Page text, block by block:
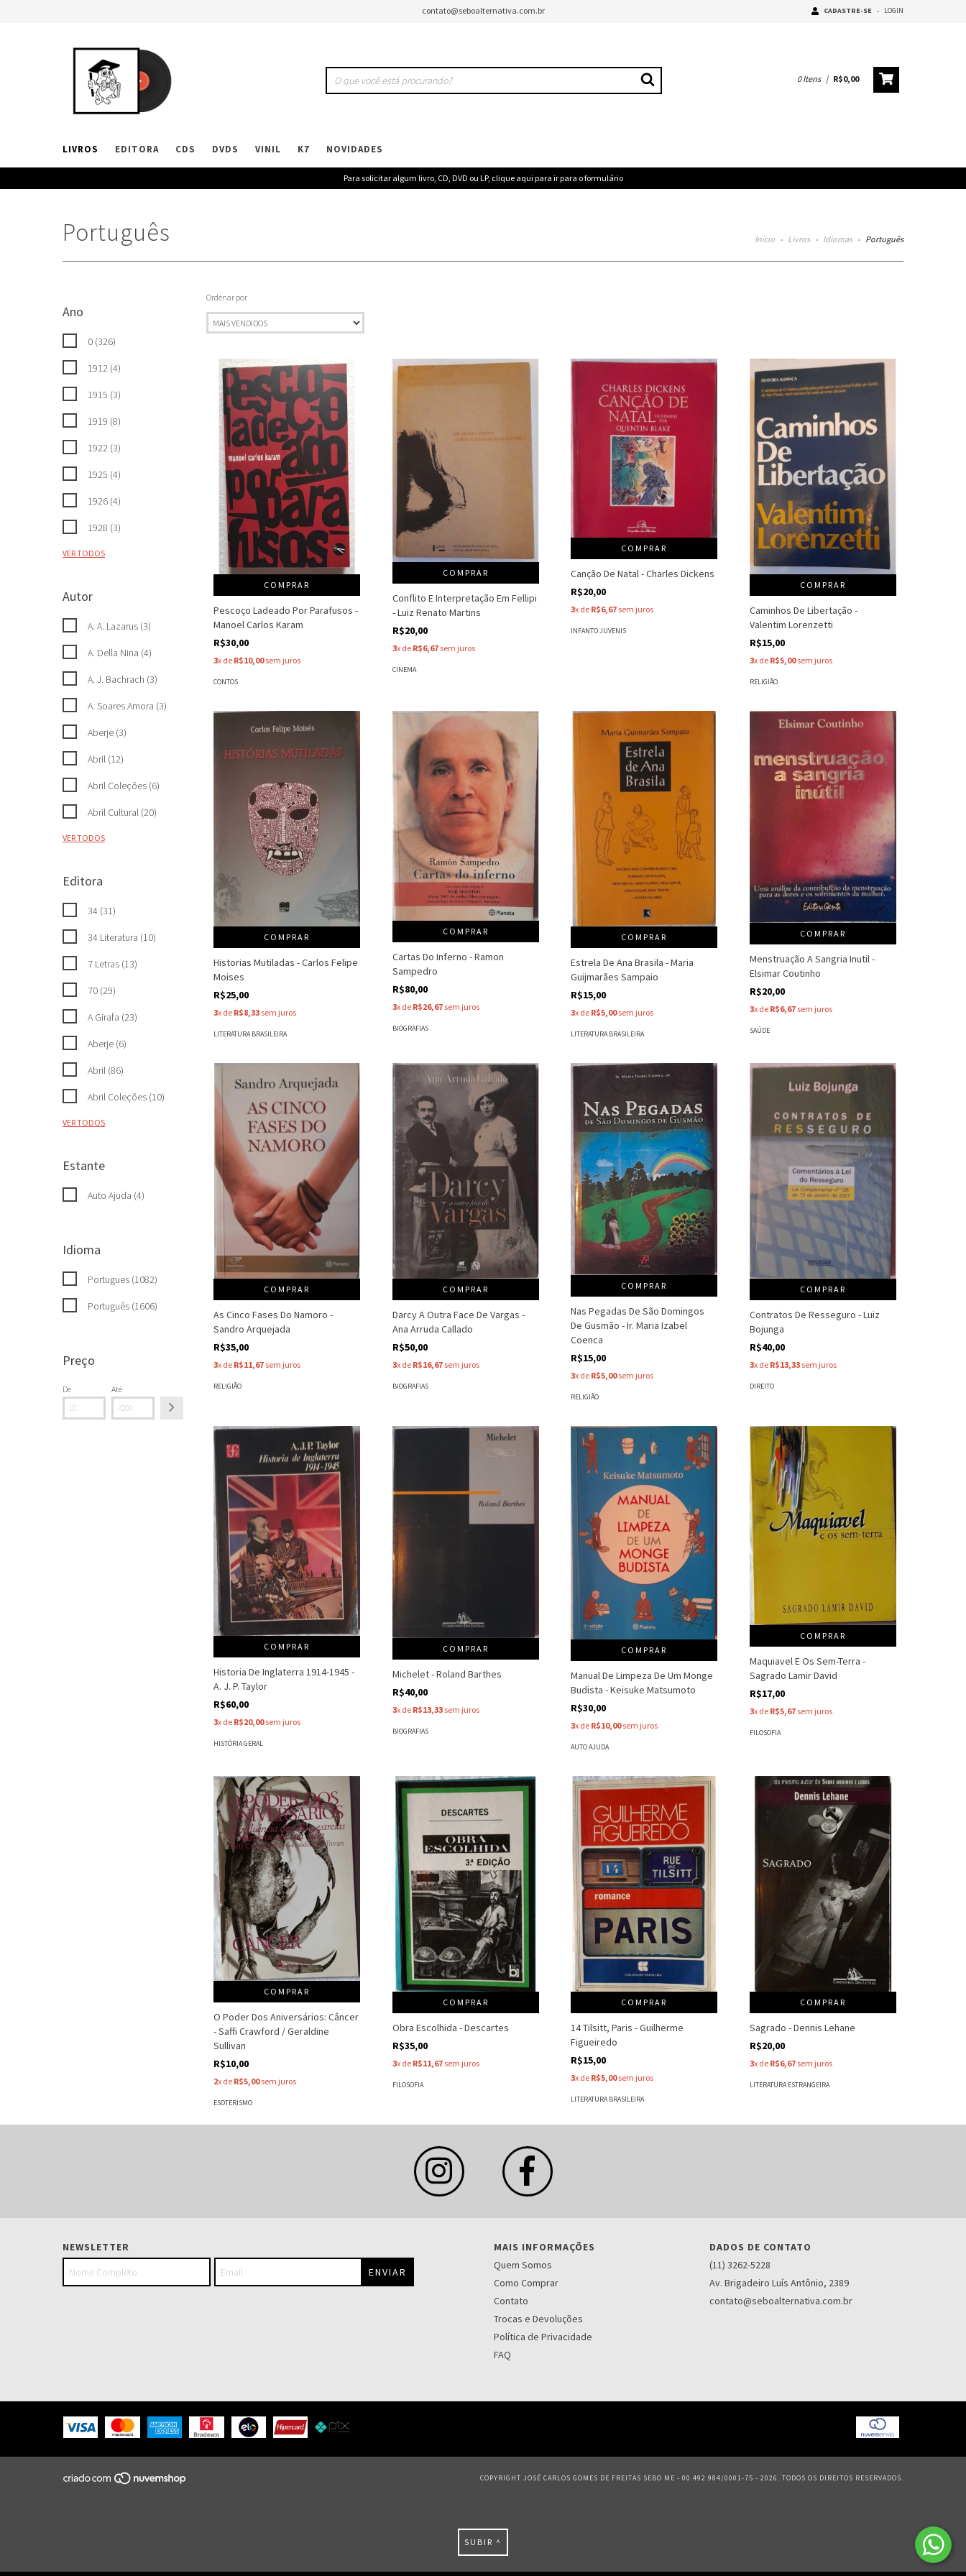
contato@seboalternativa.com.br CADASTRE-SE - LOGIN
0Itens | R$0,00
LIVROS EDITORA CDS DVDS VINIL K7 NOVIDADES
Para solicitar algum livro, CD, DVD ou LP, clique aqui para ir para o formulário
Português Início - Livros - Idiomas - Português
Ano
0 (326)
1912 (4)
1915 (3)
1919 (8)
1922 (3)
1925 (4)
1926 (4)
1928 (3)
VER TODOS
Autor
A. A. Lazarus (3)
A. Della Nina (4)
A. J. Bachrach (3)
A. Soares Amora (3)
Aberje (3)
Abril (12)
Abril Coleções (6)
Abril Cultural (20)
VER TODOS
Editora
34 (31)
34 Literatura (10)
7 Letras (13)
70 (29)
A Girafa (23)
Aberje (6)
Abril (86)
Abril Coleções (10)
VER TODOS
Estante
Auto Ajuda (4)
Idioma
Portugues (1082)
Português (1606)
Preço
De Até
Ordenar por
COMPRAR
Pescoço Ladeado Por Parafusos -
Manoel Carlos Karam
R$30,00
3x de R$10,00sem juros
CONTOS
COMPRAR
Conflito E Interpretação Em Fellipi
- Luiz Renato Martins
R$20,00
3x de R$6,67sem juros
CINEMA
COMPRAR
Canção De Natal - Charles Dickens
R$20,00
3x de R$6,67 sem juros
INFANTO JUVENIS
COMPRAR
Caminhos De Libertação -
Valentim Lorenzetti
R$15,00
3x de R$5,00sem juros
RELIGIÃO
COMPRAR
Historias Mutiladas - Carlos Felipe
Moises
R$25,00
3x de R$8,33 sem juros
LITERATURA BRASILEIRA
COMPRAR
Cartas Do Inferno - Ramon
Sampedro
R$80,00
3x de R$26,67sem juros
BIOGRAFIAS
COMPRAR
Estrela De Ana Brasila - Maria
Guijmarães Sampaio
R$15,00
3x de R$5,00sem juros
LITERATURA BRASILEIRA
COMPRAR
Menstruação A Sangria Inutil -
Elsimar Coutinho
R$20,00
3x de R$6,67 sem juros
SAÚDE
COMPRAR
As Cinco Fases Do Namoro -
Sandro Arquejada
R$35,00
3x de R$11,67 sem juros
RELIGIÃO
COMPRAR
Darcy A Outra Face De Vargas -
Ana Arruda Callado
R$50,00
3x de R$16,67sem juros
BIOGRAFIAS
COMPRAR
Nas Pegadas De São Domingos
De Gusmão - Ir. Maria Izabel
Coenca
R$15,00
3x de R$5,00sem juros
RELIGIÃO
COMPRAR
Contratos De Resseguro - Luiz
Bojunga
R$40,00
3x de R$13,33 sem juros
DIREITO
COMPRAR
Historia De Inglaterra 1914-1945 -
A. J. P. Taylor
R$60,00
3x de R$20,00sem juros
HISTÓRIA GERAL
COMPRAR
Michelet - Roland Barthes
R$40,00
3x de R$13,33sem juros
BIOGRAFIAS
COMPRAR
Manual De Limpeza De Um Monge
Budista - Keisuke Matsumoto
R$30,00
3x de R$10,00sem juros
AUTO AJUDA
COMPRAR
Maquiavel E Os Sem-Terra -
Sagrado Lamir David
R$17,00
3x de R$5,67 sem juros
FILOSOFIA
COMPRAR
O Poder Dos Aniversários: Câncer
- Saffi Crawford / Geraldine
Sullivan
R$10,00
2x de R$5,00sem juros
ESOTERISMO
COMPRAR
Obra Escolhida - Descartes
R$35,00
3x de R$11,67sem juros
FILOSOFIA
COMPRAR
14 Tilsitt, Paris - Guilherme
Figueiredo
R$15,00
3x de R$5,00sem juros
LITERATURA BRASILEIRA
COMPRAR
Sagrado - Dennis Lehane
R$20,00
3x de R$6,67 sem juros
LITERATURA ESTRANGEIRA
NEWSLETTER
MAIS INFORMAÇÕES
Quem Somos
Como Comprar
Contato
Trocas e Devoluções
Política de Privacidade
FAQ
DADOS DE CONTATO
(11) 3262-5228
Av. Brigadeiro Luís Antônio, 2389
contato@seboalternativa.com.br
COPYRIGHT JOSÉ CARLOS GOMES DE FREITAS SEBO ME - 00.492.984/0001-75 - 2026. TODOS OS DIREITOS RESERVADOS.
SUBIR ^